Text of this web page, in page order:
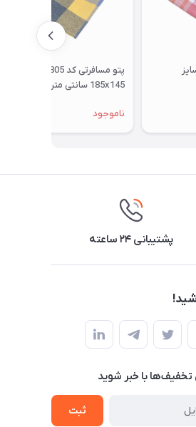
کد 806 سایز
185x145 سانتی متر
ناموجود
پشتیبانی ۲۴ ساعته
تخفیف‌ها با‌ خبر شوید
ثبت